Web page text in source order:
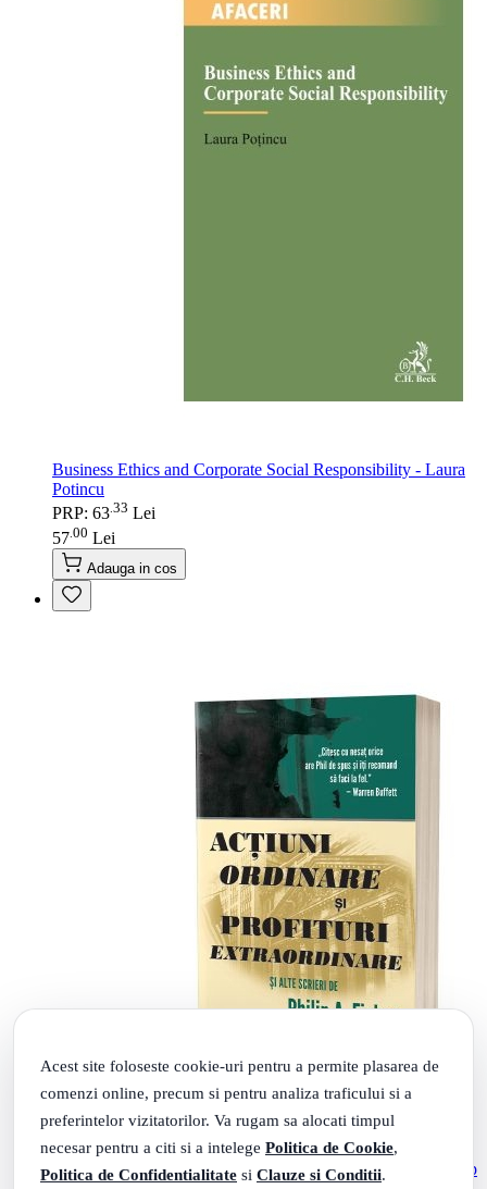
Acest site foloseste cookie-uri pentru a permite plasarea de
comenzi online, precum si pentru analiza traficului si a
preferintelor vizitatorilor. Va rugam sa alocati timpul
necesar pentru a citi si a intelege Politica de Cookie,
Politica de Confidentialitate si Clauze si Conditii.
Business Ethics and Corporate Social Responsibility - Laura
Potincu
PRP: 63 33 Lei
57 00 Lei
Adauga in cos
Actiuni ordinare si profituri extraordinare si alte scrieri - Philip